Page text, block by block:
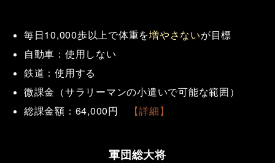
毎日10,000歩以上で体重を増やさないが目標
自動車：使用しない
鉄道：使用する
微課金（サラリーマンの小遣いで可能な範囲）
総課金額：64,000円
【詳細】
軍団総大将